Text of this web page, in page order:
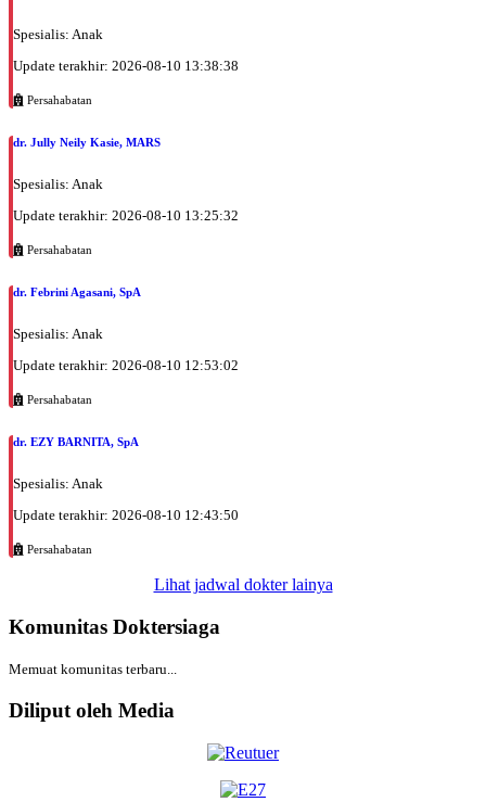
Spesialis: Anak
Update terakhir: 2026-08-10 13:38:38
Persahabatan
dr. Jully Neily Kasie, MARS
Spesialis: Anak
Update terakhir: 2026-08-10 13:25:32
Persahabatan
dr. Febrini Agasani, SpA
Spesialis: Anak
Update terakhir: 2026-08-10 12:53:02
Persahabatan
dr. EZY BARNITA, SpA
Spesialis: Anak
Update terakhir: 2026-08-10 12:43:50
Persahabatan
Lihat jadwal dokter lainya
Komunitas Doktersiaga
Memuat komunitas terbaru...
Diliput oleh Media